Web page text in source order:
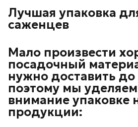
Лучшая упаковка
саженцев
Мало произвести
посадочный
нужно доставить до
поэтому мы
внимание упаковке
продукции: